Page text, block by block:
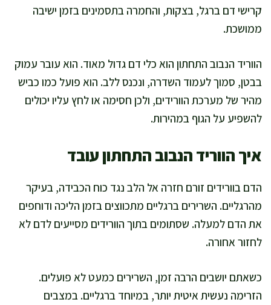
קרישי דם ברגל, בצקות, והחמרה בתסמינים בזמן ישיבה
ממושכת.
הווריד הנבוב התחתון הוא כלי דם גדול מאוד. הוא עובר עמוק
בבטן, סמוך לעמוד השדרה, ונכנס ללב. הוא פועל כמו כביש
מהיר של מערכת הוורידים, ולכן חסימה או לחץ עליו יכולים
להשפיע על הגוף במהירות.
איך הווריד הנבוב התחתון עובד
הדם בוורידים זורם חזרה אל הלב נגד כוח הכבידה, בעיקר
מהרגליים. השרירים ברגליים מתכווצים בזמן הליכה ודוחפים
את הדם למעלה. שסתומים בתוך הוורידים מסייעים לדם לא
לחזור אחורה.
כשאתם יושבים הרבה זמן, השרירים כמעט לא פועלים.
הזרימה נעשית איטית יותר, במיוחד ברגליים. במצבים